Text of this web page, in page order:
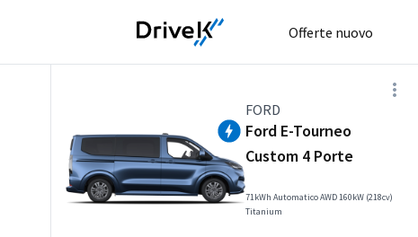
Offerte nuovo
FORD
Ford E-Tourneo
Custom 4 Porte
71kWh Automatico AWD 160kW (218cv)
Titanium